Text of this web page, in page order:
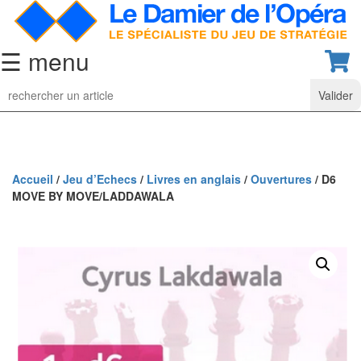
☰ menu
Jeu
d’Echecs
collection
classiques
Coffrets
Accueil / Jeu d’Echecs / Livres en anglais / Ouvertures / D6
MOVE BY MOVE/LADDAWALA